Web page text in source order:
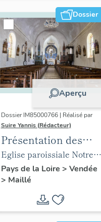
Dossier
Aperçu
Dossier IM85000766 | Réalisé par
Suire Yannis (Rédacteur)
Présentation des
objets mobiliers de
l'église paroissiale
Notre-Dame de
l'Assomption de
Maillé
Eglise paroissiale Notre-
Dame de l'Assomption de
Maillé
Pays de la Loire > Vendée
> Maillé